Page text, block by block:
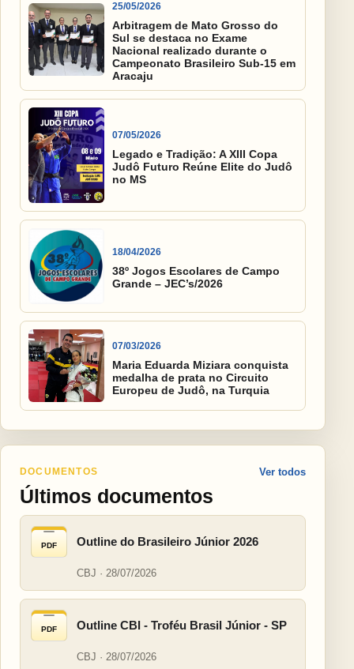
25/05/2026
Arbitragem de Mato Grosso do
Sul se destaca no Exame
Nacional realizado durante o
Campeonato Brasileiro Sub-15 em
Aracaju
07/05/2026
Legado e Tradição: A XIII Copa
Judô Futuro Reúne Elite do Judô
no MS
18/04/2026
38º Jogos Escolares de Campo
Grande – JEC’s/2026
07/03/2026
Maria Eduarda Miziara conquista
medalha de prata no Circuito
Europeu de Judô, na Turquia
DOCUMENTOS
Últimos documentos
Ver todos
PDF Outline do Brasileiro Júnior 2026
CBJ · 28/07/2026
PDF Outline CBI - Troféu Brasil Júnior - SP
CBJ · 28/07/2026